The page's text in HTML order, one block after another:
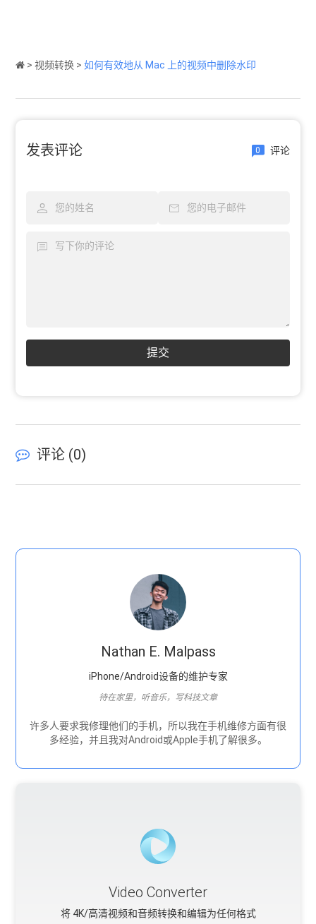
>视频转换 >如何有效地从 Mac 上的视频中删除水印
发表评论 0 评论
提交
评论 (0)
Nathan E. Malpass
iPhone/Android设备的维护专家
待在家里，听音乐，写科技文章
许多人要求我修理他们的手机，所以我在手机维修方面有很
多经验，并且我对Android或Apple手机了解很多。
Video Converter
将 4K/高清视频和音频转换和编辑为任何格式